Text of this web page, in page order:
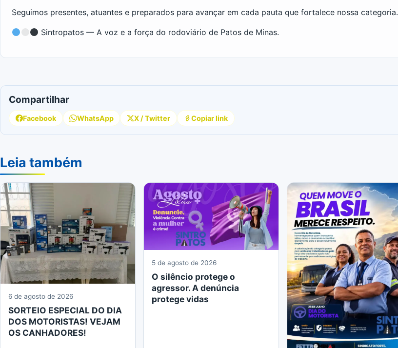
Seguimos presentes, atuantes e preparados para avançar em cada pauta que fortalece nossa categoria.
Sintropatos — A voz e a força do rodoviário de Patos de Minas.
Compartilhar
Facebook WhatsApp X / Twitter Copiar link
Leia também
6 de agosto de 2026
SORTEIO ESPECIAL DO DIA
DOS MOTORISTAS! VEJAM
OS CANHADORES!
5 de agosto de 2026
O silêncio protege o
agressor. A denúncia
protege vidas